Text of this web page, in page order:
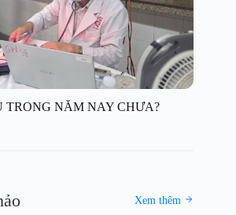
NĂM NAY CHƯA?
Xem thêm